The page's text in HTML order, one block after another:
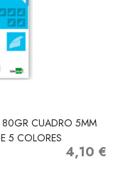
80GR CUADRO 5MM
5 COLORES
Precio
4,10 €